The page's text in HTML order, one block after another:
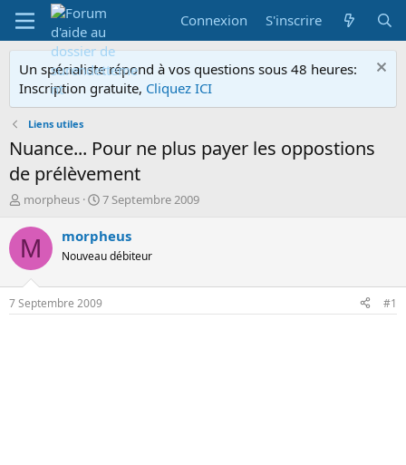
Connexion S'inscrire
Un spécialiste répond à vos questions sous 48 heures:
Inscription gratuite, Cliquez ICI
Liens utiles
Nuance... Pour ne plus payer les oppostions
de prélèvement
A
t
e
r
d
e
morpheus
D
t
d
é
7 Septembre 2009
M morpheus
Nouveau débiteur
7 Septembre 2009 #1